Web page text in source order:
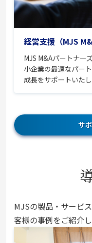
経営支援（MJS
MJS M&Aパートナー
小企業の最適なパー
成長をサポートいたし
サ
MJSの製品・サービ
客様の事例をご紹介し